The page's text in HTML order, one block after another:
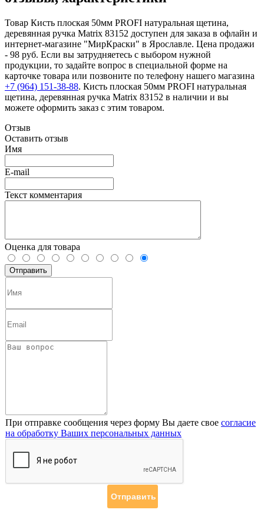
Товар Кисть плоская 50мм PROFI натуральная щетина,
деревянная ручка Matrix 83152 доступен для заказа в офлайн и
интернет-магазине "МирКраски" в Ярославле. Цена продажи
- 98 руб. Если вы затрудняетесь с выбором нужной
продукции, то задайте вопрос в специальной форме на
карточке товара или позвоните по телефону нашего магазина
+7 (964) 151-38-88. Кисть плоская 50мм PROFI натуральная
щетина, деревянная ручка Matrix 83152 в наличии и вы
можете оформить заказ с этим товаром.
Отзыв
Оставить отзыв
Имя
E-mail
Текст комментария
Оценка для товара
При отправке сообщения через форму Вы даете свое согласие
на обработку Ваших персональных данных